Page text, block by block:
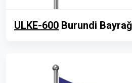
ULKE-600 Burundi